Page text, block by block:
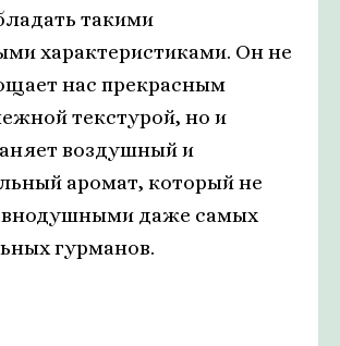
такими
характеристиками. Он не
нас прекрасным
текстурой, но и
воздушный и
аромат, который не
даже самых
гурманов.